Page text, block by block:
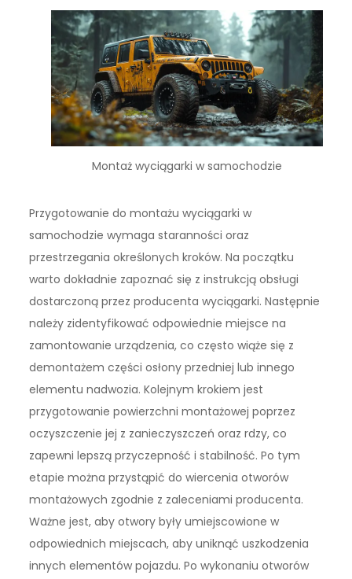
Montaż wyciągarki w samochodzie
Przygotowanie do montażu wyciągarki w
samochodzie wymaga staranności oraz
przestrzegania określonych kroków. Na początku
warto dokładnie zapoznać się z instrukcją obsługi
dostarczoną przez producenta wyciągarki. Następnie
należy zidentyfikować odpowiednie miejsce na
zamontowanie urządzenia, co często wiąże się z
demontażem części osłony przedniej lub innego
elementu nadwozia. Kolejnym krokiem jest
przygotowanie powierzchni montażowej poprzez
oczyszczenie jej z zanieczyszczeń oraz rdzy, co
zapewni lepszą przyczepność i stabilność. Po tym
etapie można przystąpić do wiercenia otworów
montażowych zgodnie z zaleceniami producenta.
Ważne jest, aby otwory były umiejscowione w
odpowiednich miejscach, aby uniknąć uszkodzenia
innych elementów pojazdu. Po wykonaniu otworów